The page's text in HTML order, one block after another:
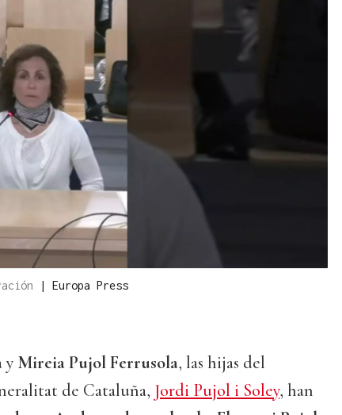
| Europa Press
y Mireia Pujol Ferrusola, las hijas del
de Cataluña, Jordi Pujol i Soley, han